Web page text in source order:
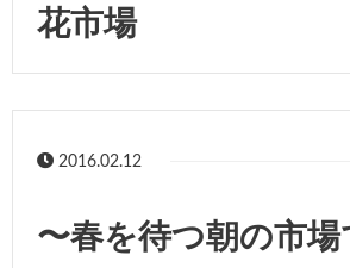
花市場
2016.02.12
〜春を待つ朝の市場